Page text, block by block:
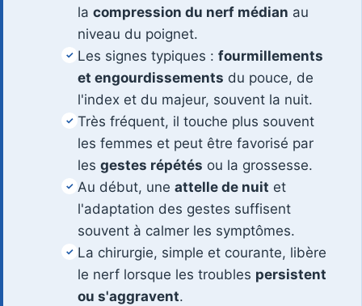
la compression du nerf médian au
niveau du poignet.
✓ Les signes typiques : fourmillements
et engourdissements du pouce, de
l'index et du majeur, souvent la nuit.
✓ Très fréquent, il touche plus souvent
les femmes et peut être favorisé par
les gestes répétés ou la grossesse.
✓ Au début, une attelle de nuit et
l'adaptation des gestes suffisent
souvent à calmer les symptômes.
✓ La chirurgie, simple et courante, libère
le nerf lorsque les troubles persistent
ou s'aggravent.